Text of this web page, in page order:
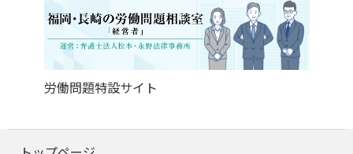
労働問題特設サイト